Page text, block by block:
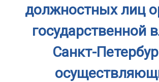
должностных лиц
государственной
Санкт-